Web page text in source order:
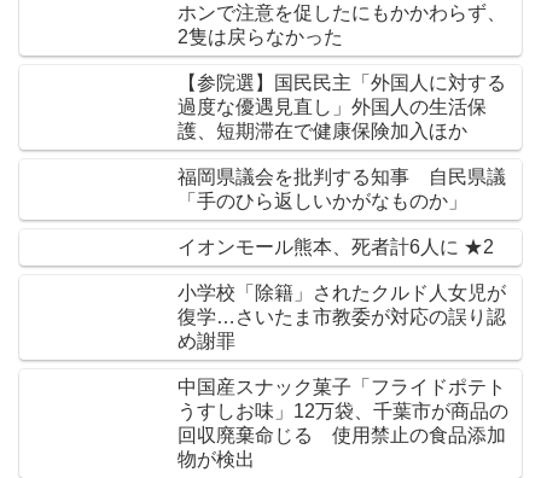
ホンで注意を促したにもかかわらず、
2隻は戻らなかった
【参院選】国民民主「外国人に対する
過度な優遇見直し」外国人の生活保
護、短期滞在で健康保険加入ほか
福岡県議会を批判する知事 自民県議
「手のひら返しいかがなものか」
イオンモール熊本、死者計6人に ★2
小学校「除籍」されたクルド人女児が
復学…さいたま市教委が対応の誤り認
め謝罪
中国産スナック菓子「フライドポテト
うすしお味」12万袋、千葉市が商品の
回収廃棄命じる 使用禁止の食品添加
物が検出